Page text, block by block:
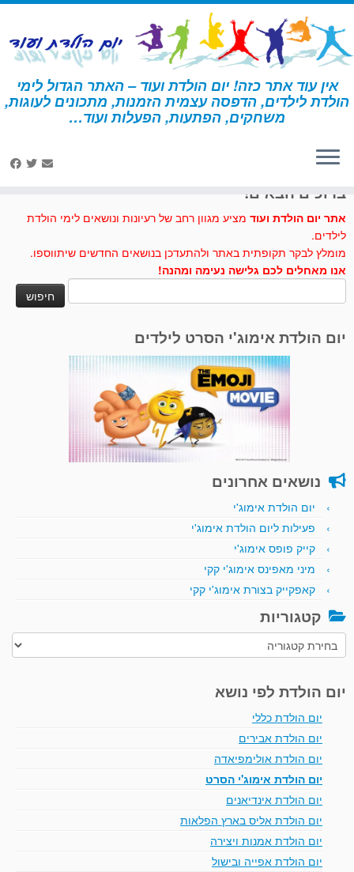
דלג
לתוכן
אין עוד אתר כזה! יום הולדת ועוד – האתר הגדול לימי
הולדת לילדים, הדפסה עצמית הזמנות, מתכונים לעוגות,
משחקים, הפתעות, הפעלות ועוד… דף הבית » עכבר
ברוכים הבאים!
אתר יום הולדת ועוד מציע מגוון רחב של רעיונות ונושאים לימי הולדת
לילדים.
מומלץ לבקר תקופתית באתר ולהתעדכן בנושאים החדשים שיתווספו.
אנו מאחלים לכם גלישה נעימה ומהנה!
יום הולדת אימוג'י הסרט לילדים
נושאים אחרונים
יום הולדת אימוג'י
פעילות ליום הולדת אימוג'י
קייק פופס אימוג'י
מיני מאפינס אימוג'י קקי
קאפקייק בצורת אימוג'י קקי
קטגוריות
קטגוריות
יום הולדת לפי נושא
יום הולדת כללי
יום הולדת אבירים
יום הולדת אולימפיאדה
יום הולדת אימוג'י הסרט
יום הולדת אינדיאנים
יום הולדת אליס בארץ הפלאות
יום הולדת אמנות ויצירה
יום הולדת אפייה ובישול